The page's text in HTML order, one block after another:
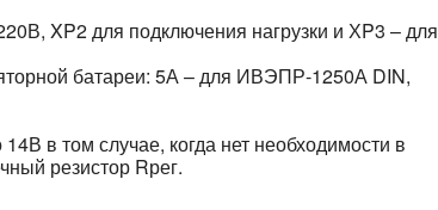
XP2 для подключения нагрузки и ХP3 – для
батареи: 5А – для ИВЭПР-1250А DIN,
в том случае, когда нет необходимости в
резистор Rрег.